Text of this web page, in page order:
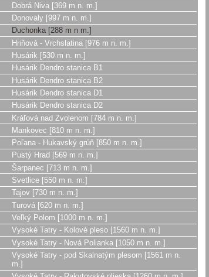
Dobrá Niva [369 m n. m.]
Donovaly [997 m n. m.]
Duchonka [288 m n m.]
Hriňová - Vrchslatina [976 m n. m.]
Husárik [530 m n. m.]
Husárik Dendro stanica B1
Husárik Dendro stanica B2
Husárik Dendro stanica D1
Husárik Dendro stanica D2
Kráľová nad Zvolenom [784 m n. m.]
Mankovec [810 m n. m.]
Poľana - Hukavský grúň [850 m n. m.]
Pustý Hrad [569 m n. m.]
Šarpanec [713 m n. m.]
Svetlice [550 m n. m.]
Tajov [730 m n. m.]
Turová [620 m n. m.]
Veľký Polom [1000 m n. m.]
Vysoké Tatry - Kolové pleso [1560 m n. m.]
Vysoké Tatry - Nová Polianka [1050 m n. m.]
Vysoké Tatry - pod Skalnatým plesom [1561 m n.
m.]